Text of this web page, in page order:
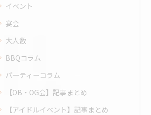
イベント
宴会
大人数
BBQコラム
パーティーコラム
【OB・OG会】記事まとめ
【アイドルイベント】記事まとめ